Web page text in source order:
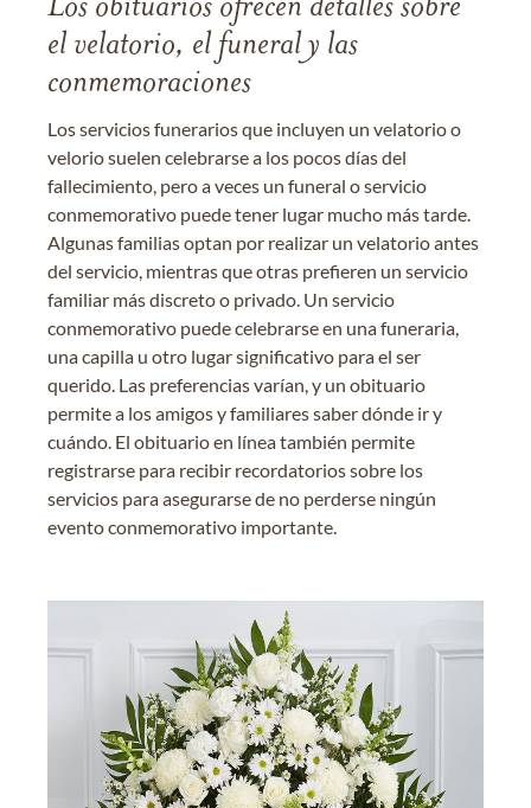
Los obituarios ofrecen detalles sobre
el velatorio, el funeral y las
conmemoraciones
Los servicios funerarios que incluyen un velatorio o
velorio suelen celebrarse a los pocos días del
fallecimiento, pero a veces un funeral o servicio
conmemorativo puede tener lugar mucho más tarde.
Algunas familias optan por realizar un velatorio antes
del servicio, mientras que otras prefieren un servicio
familiar más discreto o privado. Un servicio
conmemorativo puede celebrarse en una funeraria,
una capilla u otro lugar significativo para el ser
querido. Las preferencias varían, y un obituario
permite a los amigos y familiares saber dónde ir y
cuándo. El obituario en línea también permite
registrarse para recibir recordatorios sobre los
servicios para asegurarse de no perderse ningún
evento conmemorativo importante.